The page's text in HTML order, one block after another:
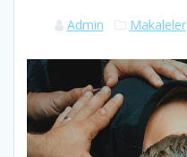
Admin Makaleler